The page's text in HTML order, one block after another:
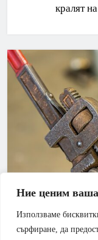
Ние ценим
Използваме
сърфиране, да
кралят